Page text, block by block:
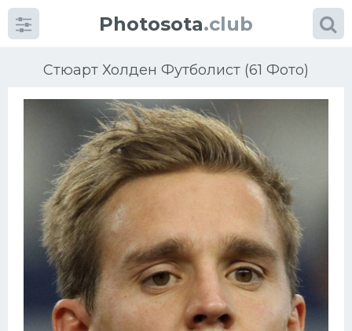
Photosota.club
Стюарт Холден Футболист (61 Фото)
Категории
Еще картинки...
Футбол
Баскетбол
Хоккей